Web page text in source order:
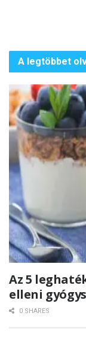
A legtöbbet
Az 5
elleni
0 SHARES